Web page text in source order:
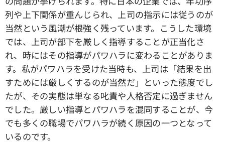
列や上下関係が重んじられ、上司の指示には従うのが
当然という風潮が根強く残っています。こうした環境
では、上司が部下を厳しく指導することが正当化さ
れ、時にはその指導がパワハラに変わることがありま
す。私がパワハラを受けた当時も、上司は「結果を出
すためには厳しくするのが当然だ」といった態度でし
たが、その実態は単なる叱責や人格否定に過ぎません
でした。厳しい指導とパワハラを混同することが、今
でも多くの職場でパワハラが続く原因の一つとなって
いるのです。